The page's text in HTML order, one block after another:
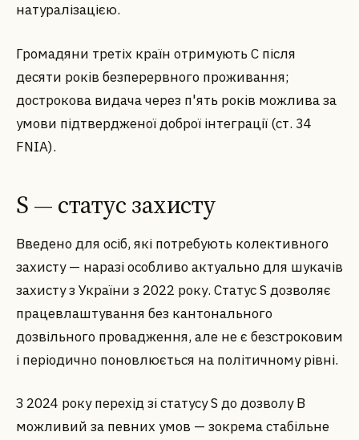
натуралізацією.
Громадяни третіх країн отримують C після
десяти років безперервного проживання;
дострокова видача через п'ять років можлива за
умови підтвердженої доброї інтеграції (ст. 34
FNIA).
S — статус захисту
Введено для осіб, які потребують колективного
захисту — наразі особливо актуально для шукачів
захисту з України з 2022 року. Статус S дозволяє
працевлаштування без кантонального
дозвільного провадження, але не є безстроковим
і періодично поновлюється на політичному рівні.
З 2024 року перехід зі статусу S до дозволу B
можливий за певних умов — зокрема стабільне